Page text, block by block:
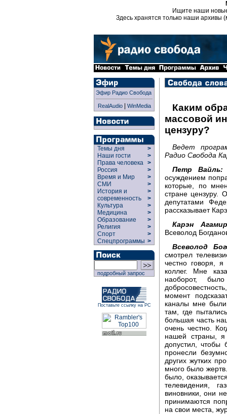
Ищите наши
Здесь хранятся только наши архивы
Эфир Радио Свобода
RealAudio| WinMedia
Темы дня
>
Наши гости
>
Права человека >
Россия
>
Время и Мир
>
СМИ
>
История и
современность
>
>
Культура
>
Медицина
>
Образование
>
Религия
>
Спорт
>
Спецпрограммы >
подробный запрос
Поставьте ссылку на РС
Каким
массовой
цензуру?
Ведет
Радио Свобода
Петр Вайль:
осуждением
которые, по
стране цензуру.
депутатами
рассказывает
Карэн
Всеволод
Всеволод
смотрел
честно говоря,
коллег. Мне
наоборот,
момент
каналы мне
там, где
большая часть
очень честно.
нашей страны, я
допустил, чтобы
пронесли
других жутких
много было
было,
телевидения,
виновники, они
принимаются
на свои места,